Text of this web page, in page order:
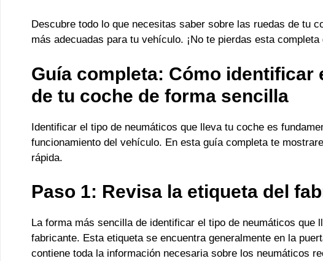
Descubre todo lo que necesitas saber sobre las ruedas de tu
más adecuadas para tu vehículo. ¡No te pierdas esta
Guía completa: Cómo identificar
de tu coche de forma sencilla
Identificar el tipo de neumáticos que lleva tu coche es
funcionamiento del vehículo. En esta guía completa te
rápida.
Paso 1: Revisa la etiqueta del
La forma más sencilla de identificar el tipo de neumáticos que
fabricante. Esta etiqueta se encuentra generalmente en la
contiene toda la información necesaria sobre los neumáticos